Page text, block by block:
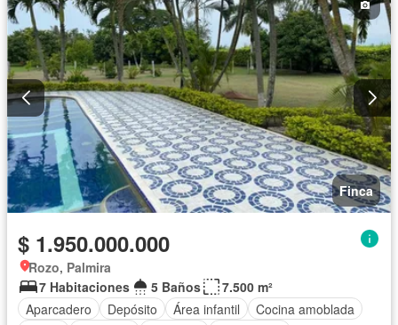
Patio
Finca
$ 1.950.000.000
Rozo, Palmira
7 Habitaciones
5 Baños
7.500 m²
Aparcadero
Depósito Área infantil
Cocina amoblada